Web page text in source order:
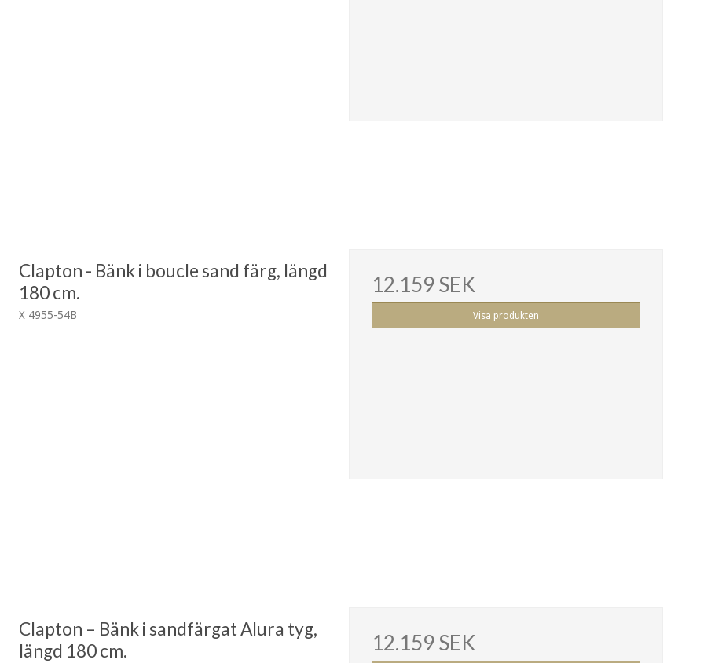
Clapton - Bänk i boucle sand färg, längd
180 cm.
X 4955-54B
12.159 SEK
Visa produkten
Clapton – Bänk i sandfärgat Alura tyg,
längd 180 cm.
12.159 SEK